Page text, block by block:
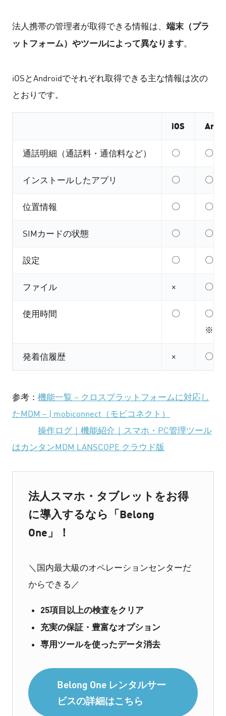
法人携帯の管理者が取得できる情報は、 端末（プラ
ットフォーム）やツールによって異なります。
iOSとAndroidでそれぞれ取得できる主な情報は次の
とおりです。
iOS
通話明細（通話料・通信料など） 〇 〇
インストールしたアプリ 〇 〇
位置情報 〇 〇
SIMカードの状態 〇 〇
設定 〇 〇
ファイル × 〇
使用時間 〇
〇
※ア
発着信履歴 × 〇
参考： 機能一覧 − クロスプラットフォームに対応し
たMDM − | mobiconnect（モビコネクト）
操作ログ｜機能紹介｜スマホ・PC管理ツール
はカンタンMDM LANSCOPE クラウド版
法人スマホ・タブレットをお得
に導入するなら「Belong
One」！
＼国内最大級のオペレーションセンターだ
からできる／
25項目以上の検査をクリア
充実の保証・豊富なオプション
専用ツールを使ったデータ消去
Belong One レンタルサー
ビスの詳細はこちら